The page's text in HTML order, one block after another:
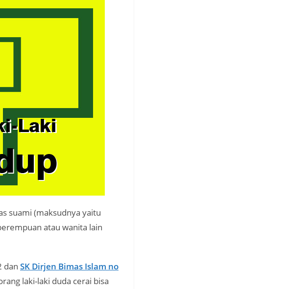
suami (maksudnya yaitu
atau wanita lain
dan SK Dirjen Bimas Islam no
laki-laki duda cerai bisa